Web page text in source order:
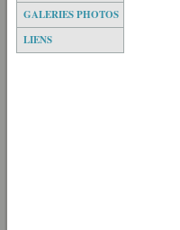
GALERIES PHOTOS
LIENS